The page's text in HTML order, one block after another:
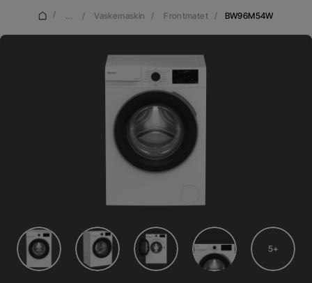
/ ... / Vaskemaskin / Frontmatet / BW96M54W
5